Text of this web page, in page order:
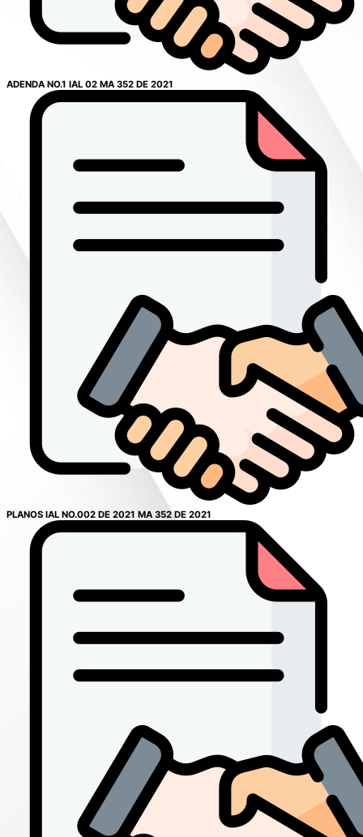
ADENDA NO.1 IAL 02 MA 352 DE 2021
PLANOS IAL NO.002 DE 2021 MA 352 DE 2021